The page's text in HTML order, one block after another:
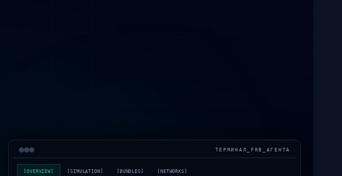
ТЕРМИНАЛ_FRB_АГЕНТА
OVERVIEW SIMULATION BUNDLES NETWORKS